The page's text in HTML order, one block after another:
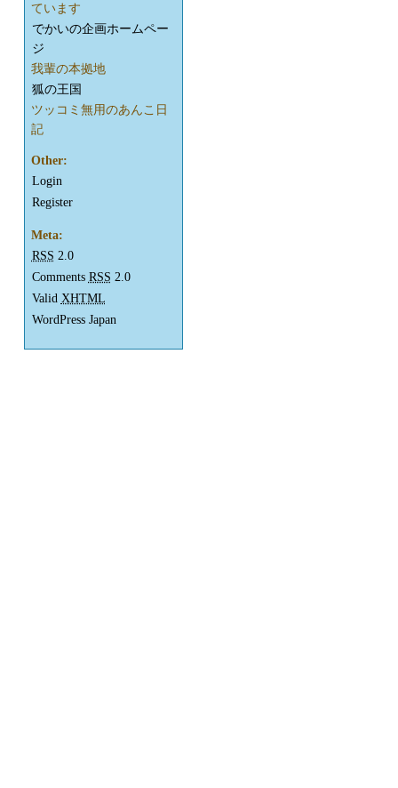
ています
でかいの企画ホームペー
ジ
我輩の本拠地
狐の王国
ツッコミ無用のあんこ日
記
Other:
Login
Register
Meta:
RSS 2.0
Comments RSS 2.0
Valid XHTML
WordPress Japan